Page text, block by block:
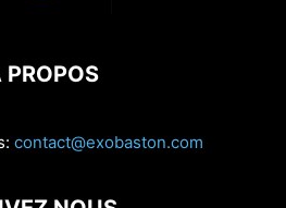
PROPOS
contact@exobaston.com